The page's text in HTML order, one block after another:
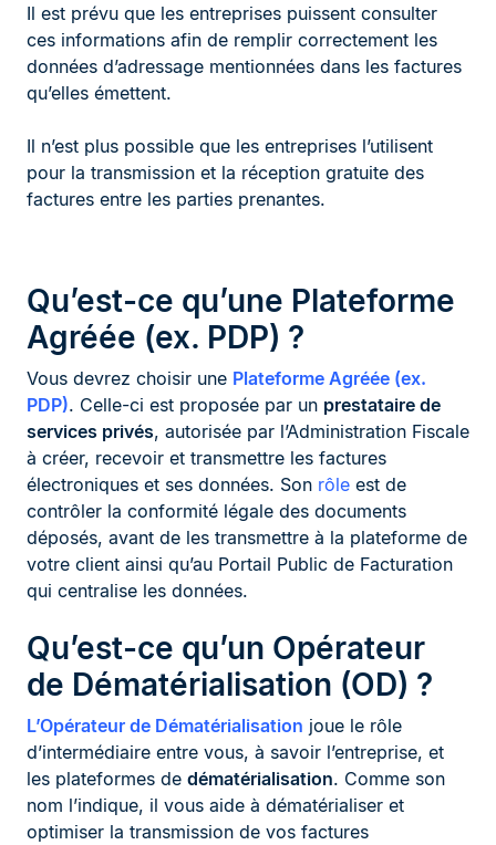
Il est prévu que les entreprises puissent consulter
ces informations afin de remplir correctement les
données d’adressage mentionnées dans les factures
qu’elles émettent.
Il n’est plus possible que les entreprises l’utilisent
pour la transmission et la réception gratuite des
factures entre les parties prenantes.
Qu’est-ce qu’une Plateforme
Agréée (ex. PDP) ?
Vous devrez choisir une Plateforme Agréée (ex.
PDP). Celle-ci est proposée par un prestataire de
services privés, autorisée par l’Administration Fiscale
à créer, recevoir et transmettre les factures
électroniques et ses données. Son rôle est de
contrôler la conformité légale des documents
déposés, avant de les transmettre à la plateforme de
votre client ainsi qu’au Portail Public de Facturation
qui centralise les données.
Qu’est-ce qu’un Opérateur
de Dématérialisation (OD) ?
L’Opérateur de Dématérialisation joue le rôle
d’intermédiaire entre vous, à savoir l’entreprise, et
les plateformes de dématérialisation. Comme son
nom l’indique, il vous aide à dématérialiser et
optimiser la transmission de vos factures